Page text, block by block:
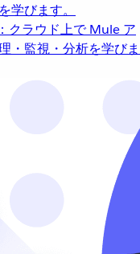
学びます。
クラウド上で Mule ア
・監視・分析を学びま